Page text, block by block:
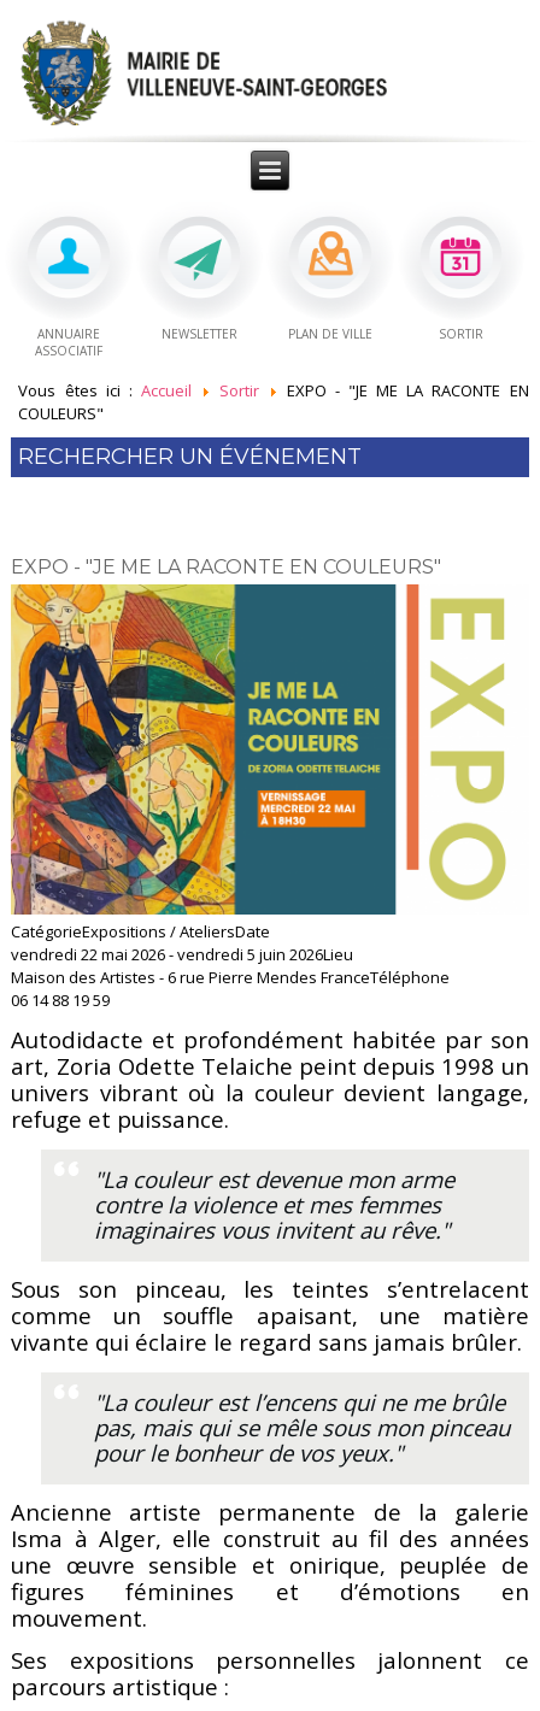
ANNUAIRE
ASSOCIATIF
NEWSLETTER PLAN DE VILLE SORTIR
Vous êtes ici : Accueil Sortir
EXPO - "JE ME LA RACONTE EN
COULEURS"
RECHERCHER UN ÉVÉNEMENT
EXPO - "JE ME LA RACONTE EN COULEURS"
CatégorieExpositions / AteliersDate
vendredi 22 mai 2026-vendredi 5 juin 2026Lieu
Maison des Artistes - 6 rue Pierre Mendes FranceTéléphone
06 14 88 19 59
Autodidacte et profondément habitée par son
art, Zoria Odette Telaiche peint depuis 1998 un
univers vibrant où la couleur devient langage,
refuge et puissance.
"La couleur est devenue mon arme
contre la violence et mes femmes
imaginaires vous invitent au rêve."
Sous son pinceau, les teintes s’entrelacent
comme un souffle apaisant, une matière
vivante qui éclaire le regard sans jamais brûler.
"La couleur est l’encens qui ne me brûle
pas, mais qui se mêle sous mon pinceau
pour le bonheur de vos yeux."
Ancienne artiste permanente de la galerie
Isma à Alger, elle construit au fil des années
une œuvre sensible et onirique, peuplée de
figures féminines et d’émotions en
mouvement.
Ses expositions personnelles jalonnent ce
parcours artistique :